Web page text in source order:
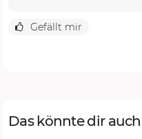
Gefällt mir
Das könnte dir